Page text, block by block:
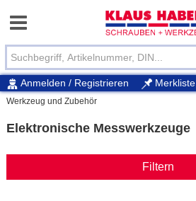
Anmelden / Registrieren Merkliste
Werkzeug und Zubehör
Elektronische Messwerkzeuge
Filtern